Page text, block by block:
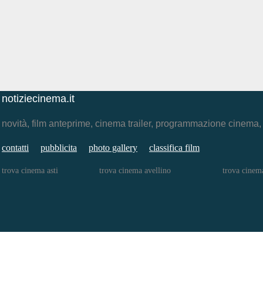
notiziecinema.it
novità, film anteprime, cinema trailer, programmazione
contatti pubblicita photo gallery classifica film
trova cinema asti trova cinema avellino trova